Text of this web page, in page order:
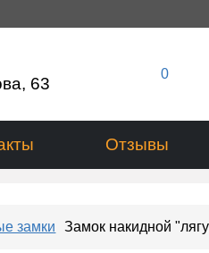
63
0
Отзывы
замки Замок накидной